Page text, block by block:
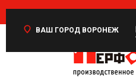
ВАШ ГОРОД ВОРОНЕЖ